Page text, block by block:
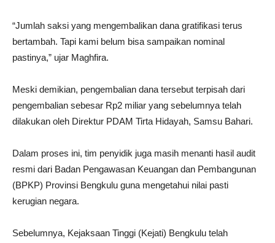
“Jumlah saksi yang mengembalikan dana gratifikasi terus
bertambah. Tapi kami belum bisa sampaikan nominal
pastinya,” ujar Maghfira.
Meski demikian, pengembalian dana tersebut terpisah dari
pengembalian sebesar Rp2 miliar yang sebelumnya telah
dilakukan oleh Direktur PDAM Tirta Hidayah, Samsu Bahari.
Dalam proses ini, tim penyidik juga masih menanti hasil audit
resmi dari Badan Pengawasan Keuangan dan Pembangunan
(BPKP) Provinsi Bengkulu guna mengetahui nilai pasti
kerugian negara.
Sebelumnya, Kejaksaan Tinggi (Kejati) Bengkulu telah